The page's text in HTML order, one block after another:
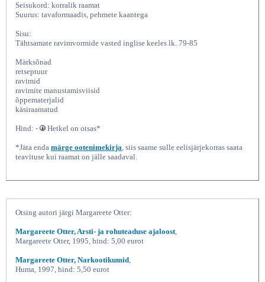
Seisukord: korralik raamat
Suurus: tavaformaadis, pehmete kaantega
Sisu:
Tähtsamate ravimvormide vasted inglise keeles lk. 79-85
Märksõnad
retseptuur
ravimid
ravimite manustamisviisid
õppematerjalid
käsiraamatud
Hind: - Hetkel on otsas*
*Jäta enda märge ootenimekirja, siis saame sulle eelisjärjekorras saata
teavituse kui raamat on jälle saadaval.
Otsing autori järgi Margareete Otter:
Margareete Otter, Arsti- ja rohuteaduse ajaloost,
Margareete Otter, 1995, hind: 5,00 eurot
Margareete Otter, Narkootikumid,
Huma, 1997, hind: 5,50 eurot